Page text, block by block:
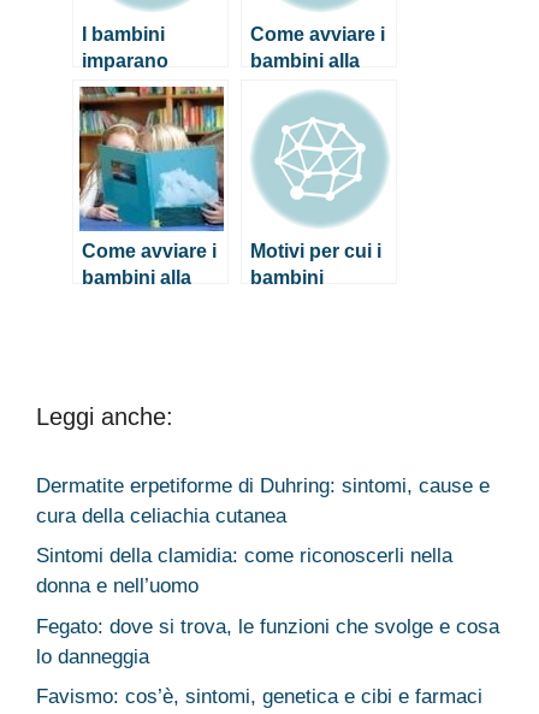
I bambini
imparano
nuove parole
con lo stesso
metodo
adottato dai
robot!
Come avviare i
bambini alla
lettura
Come avviare i
bambini alla
Motivi per cui i
bambini
Leggi anche:
Dermatite erpetiforme di Duhring: sintomi, cause e
cura della celiachia cutanea
Sintomi della clamidia: come riconoscerli nella
donna e nell’uomo
Fegato: dove si trova, le funzioni che svolge e cosa
lo danneggia
Favismo: cos’è, sintomi, genetica e cibi e farmaci